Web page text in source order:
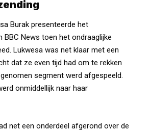
Burak presenteerde het
BBC News toen het ondraaglijke
Lukwesa was net klaar met een
dat ze even tijd had om te rekken
segment werd afgespeeld.
onmiddellijk naar haar
net een onderdeel afgerond over de